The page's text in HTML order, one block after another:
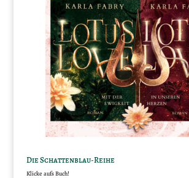
Die Schattenblau-Reihe
Klicke aufs Buch!